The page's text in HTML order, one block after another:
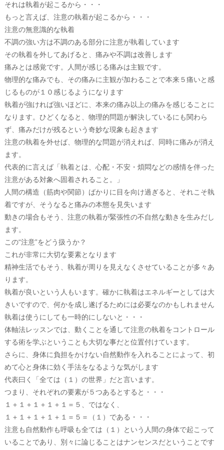
それは執着が起こるから・・・
もっと言えば、注意の執着が起こるから・・・
注意の無意識的な執着
不調の強い方は不調のある部分に注意が執着しています
その執着を外してあげると、痛みや不調は改善します
痛みとは感覚です。人間が感じる痛みは主観です。
物理的な痛みでも、その痛みに主観が加わることで本来５痛いと感
じるものが１０感じるようになります
執着が強ければ強いほどに、本来の痛み以上の痛みを感じることに
なります。ひどくなると、物理的問題が解決しているにも関わら
ず、痛みだけが残るという奇妙な現象も起きます
注意の執着を外せば、物理的な問題が消えれば、同時に痛みが消え
ます。
代表的に言えば「執着とは、心配・不安・煩悶などの感情を伴った
注意がある対象へ固着されること。」
人間の構造（筋肉や関節）ばかりに目を向け過ぎると、それこそ執
着ですが、そうなると痛みの本態を見失います
動きの場合もそう、注意の執着が緊張性の不自然な動きを生みだし
ます。
この“注意”をどう扱うか？
これが非常に大切な要素となります
精神生活でもそう、執着が周りを見えなくさせていることが多々あ
ります。
執着が良いという人もいます。確かに執着はエネルギーとしては大
きいですので、何かを成し遂げるためには必要なのかもしれません
執着は使うにしても一時的にしないと・・・
体軸法レッスンでは、動くことを通して注意の執着をコントロール
する術を学ぶということも大切な事だと位置付けています。
さらに、身体に負担をかけない自然動作を入れることによって、初
めて心と身体に効く手法をなるような気がします
代表曰く「全ては（１）の世界」だと言います。
つまり、それぞれの要素が５つあるとすると・・・
１＋１＋１＋１＋１＝５、ではなく、
１＋１＋１＋１＋１＝５＝（１）である・・・
注意も自然動作も呼吸も全ては（１）という人間の身体で起こって
いることであり、別々に論じることはナンセンスだということです